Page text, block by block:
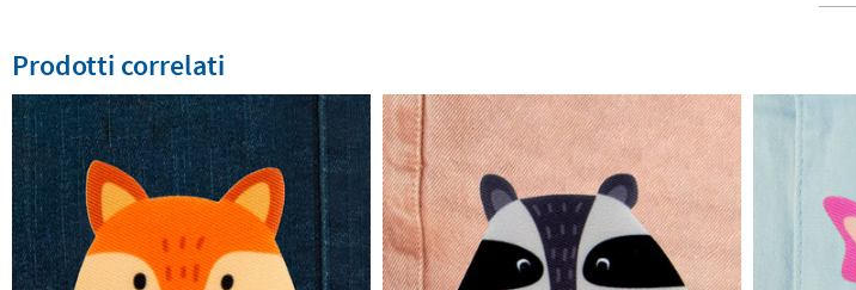
Prodotti correlati